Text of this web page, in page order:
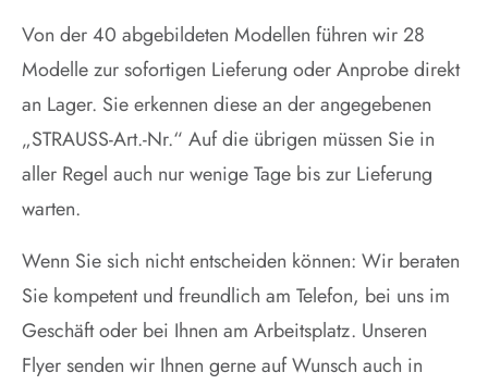
Von der 40 abgebildeten Modellen führen wir 28
Modelle zur sofortigen Lieferung oder Anprobe direkt
an Lager. Sie erkennen diese an der angegebenen
„STRAUSS-Art.-Nr.“ Auf die übrigen müssen Sie in
aller Regel auch nur wenige Tage bis zur Lieferung
warten.
Wenn Sie sich nicht entscheiden können: Wir beraten
Sie kompetent und freundlich am Telefon, bei uns im
Geschäft oder bei Ihnen am Arbeitsplatz. Unseren
Flyer senden wir Ihnen gerne auf Wunsch auch in